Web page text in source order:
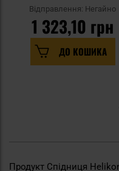
бавовни Slim - Khaki
Відправлення: Негайно
1 323,10 грн
ДО КОШИКА
Продукт Спідниця